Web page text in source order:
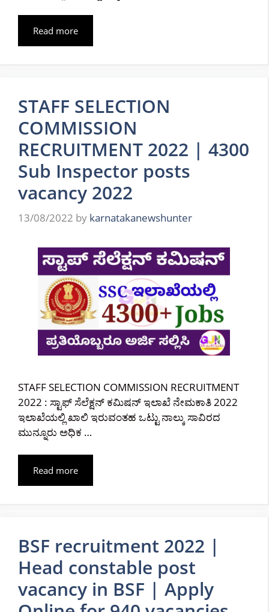
Read more
STAFF SELECTION
COMMISSION
RECRUITMENT 2022 | 4300
Sub Inspector posts
vacancy 2022
13/08/2022 by karnatakanewshunter
STAFF SELECTION COMMISSION RECRUITMENT
2022 : ಸ್ಟಾಫ್ ಸೆಲೆಕ್ಷನ್ ಕಮಿಷನ್ ಇಲಾಖೆ ನೇಮಕಾತಿ 2022
ಇಲಾಖೆಯಲ್ಲಿ ಖಾಲಿ ಇರುವಂತಹ ಒಟ್ಟು ನಾಲ್ಕು ಸಾವಿರದ
ಮುನ್ನೂರು ಅಧಿಕ …
Read more
BSF recruitment 2022 |
Head constable post
vacancy in BSF | Apply